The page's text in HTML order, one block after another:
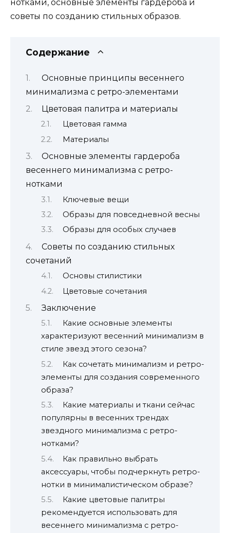
нотками, основные элементы гардероба и
советы по созданию стильных образов.
Содержание
Основные принципы весеннего
минимализма с ретро-элементами
Цветовая палитра и материалы
Цветовая гамма
Материалы
Основные элементы гардероба
весеннего минимализма с ретро-
нотками
Ключевые вещи
Образы для повседневной весны
Образы для особых случаев
Советы по созданию стильных
сочетаний
Основы стилистики
Цветовые сочетания
Заключение
Какие основные элементы
характеризуют весенний минимализм в
стиле звезд этого сезона?
Как сочетать минимализм и ретро-
элементы для создания современного
образа?
Какие материалы и ткани сейчас
популярны в весенних трендах
звездного минимализма с ретро-
нотками?
Как правильно выбрать
аксессуары, чтобы подчеркнуть ретро-
нотки в минималистическом образе?
Какие цветовые палитры
рекомендуется использовать для
весеннего минимализма с ретро-